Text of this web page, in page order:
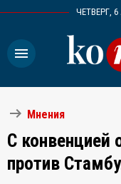
ЧЕТВЕРГ,
menu
arrow_right_alt Мнения
C
против